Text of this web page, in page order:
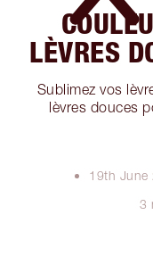
LÈVRES
Sublimez vos
lèvres douces
19th June
3